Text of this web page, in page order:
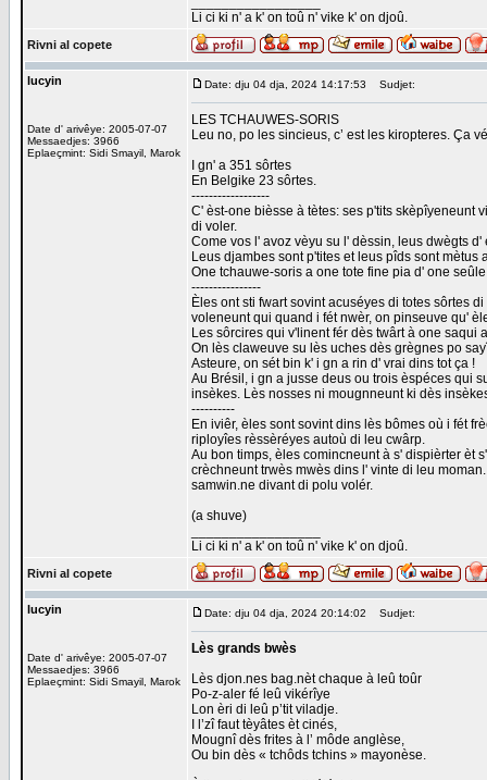
Li ci ki n' a k' on toû n' vike k' on djoû.
Rivni al copete
lucyin
Date d' arivêye: 2005-07-07
Messaedjes: 3966
Eplaeçmint: Sidi Smayil, Marok
Date: dju 04 dja, 2024 14:17:53 Sudjet:
LES TCHAUWES-SORlS
Leu no, po les sincieus, c’ est les kiropteres. Ça
I gn' a 351 sôrtes
En Belgike 23 sôrtes.
------------------
C' èst-one bièsse à tètes: ses p'tits skèpîyeneunt
di voler.
Come vos l' avoz vèyu su l' dèssin, leus dwègts
Leus djambes sont p'tites et leus pîds sont
One tchauwe-soris a one tote fine pia d' one
----------------
Èles ont sti fwart sovint acuséyes di totes sôrtes
voleneunt qui quand i fét nwèr, on pinseuve qu'
Les sôrcires qui v'linent fér dès twârt à one
On lès claweuve su lès uches dès grègnes po
Asteure, on sét bin k' i gn a rin d' vrai dins tot ça !
Au Brésil, i gn a jusse deus ou trois èspéces qui
insèkes. Lès nosses ni mougnneunt ki dès
----------
En iviêr, èles sont sovint dins lès bômes où i fét
riployîes rèssèréyes autoù di leu cwârp.
Au bon timps, èles comincneunt à s' dispièrter èt
crèchneunt trwès mwès dins l' vinte di leu
samwin.ne divant di polu volér.
(a shuve)
Li ci ki n' a k' on toû n' vike k' on djoû.
Rivni al copete
lucyin
Date d' arivêye: 2005-07-07
Messaedjes: 3966
Eplaeçmint: Sidi Smayil, Marok
Date: dju 04 dja, 2024 20:14:02 Sudjet:
Lès grands bwès
Lès djon.nes bag.nèt chaque à leû toûr
Po-z-aler fé leû vikérîye
Lon èri di leû p’tit viladje.
I l’zî faut tèyâtes èt cinés,
Mougnî dès frites à l’ môde anglèse,
Ou bin dès « tchôds tchins » mayonèse.